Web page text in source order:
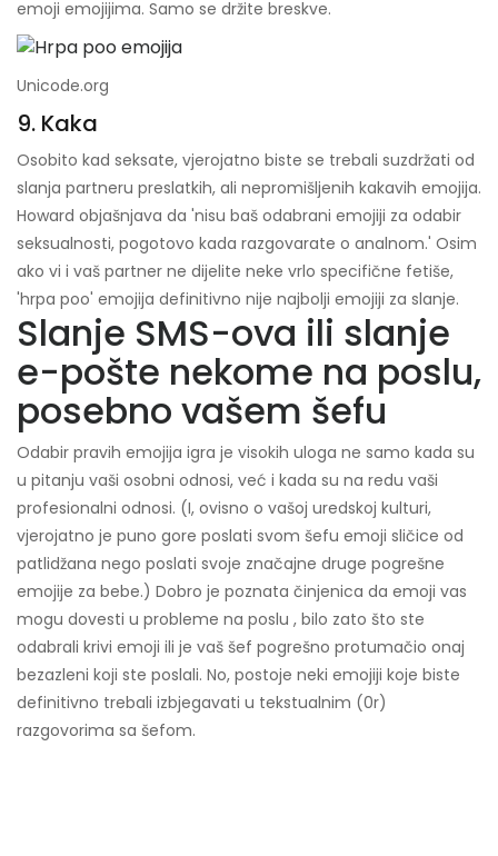
emoji emojijima. Samo se držite breskve.
Unicode.org
9. Kaka
Osobito kad seksate, vjerojatno biste se trebali suzdržati od
slanja partneru preslatkih, ali nepromišljenih kakavih emojija.
Howard objašnjava da 'nisu baš odabrani emojiji za odabir
seksualnosti, pogotovo kada razgovarate o analnom.' Osim
ako vi i vaš partner ne dijelite neke vrlo specifične fetiše,
'hrpa poo' emojija definitivno nije najbolji emojiji za slanje.
Slanje SMS-ova ili slanje
e-pošte nekome na poslu,
posebno vašem šefu
Odabir pravih emojija igra je visokih uloga ne samo kada su
u pitanju vaši osobni odnosi, već i kada su na redu vaši
profesionalni odnosi. (I, ovisno o vašoj uredskoj kulturi,
vjerojatno je puno gore poslati svom šefu emoji sličice od
patlidžana nego poslati svoje značajne druge pogrešne
emojije za bebe.) Dobro je poznata činjenica da emoji vas
mogu dovesti u probleme na poslu , bilo zato što ste
odabrali krivi emoji ili je vaš šef pogrešno protumačio onaj
bezazleni koji ste poslali. No, postoje neki emojiji koje biste
definitivno trebali izbjegavati u tekstualnim (0r)
razgovorima sa šefom.